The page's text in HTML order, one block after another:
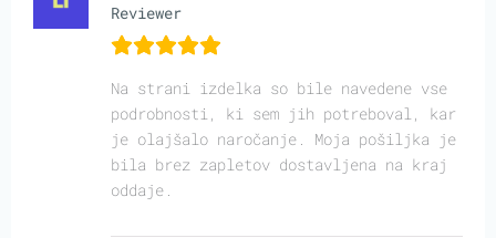
Reviewer
Na strani izdelka so bile navedene vse
podrobnosti, ki sem jih potreboval, kar
je olajšalo naročanje. Moja pošiljka je
bila brez zapletov dostavljena na kraj
oddaje.